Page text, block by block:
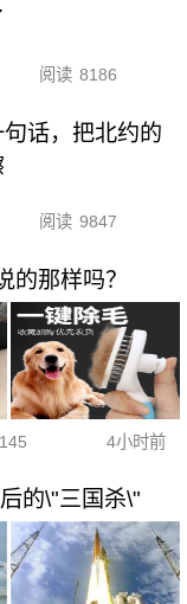
阅读 8186
话，把北约的
阅读 9847
的那样吗？
4小时前
的\"三国杀\"